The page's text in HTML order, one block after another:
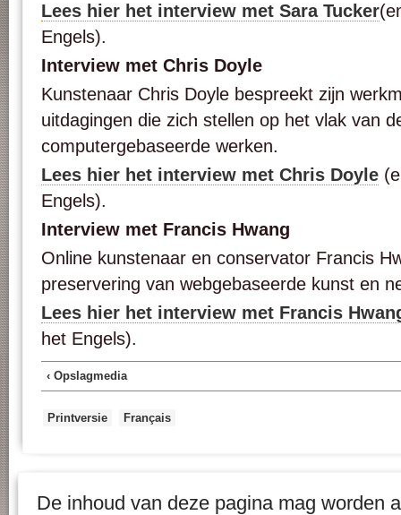
Lees hier het interview met Sara Tucker
Engels).
Interview met Chris Doyle
Kunstenaar Chris Doyle bespreekt zijn
uitdagingen die zich stellen op het vlak van
computergebaseerde werken.
Lees hier het interview met Chris Doyle
Engels).
Interview met Francis Hwang
Online kunstenaar en conservator Francis
preservering van webgebaseerde kunst en
Lees hier het interview met Francis
het Engels).
‹ Opslagmedia
Printversie Français
De inhoud van deze pagina mag worden